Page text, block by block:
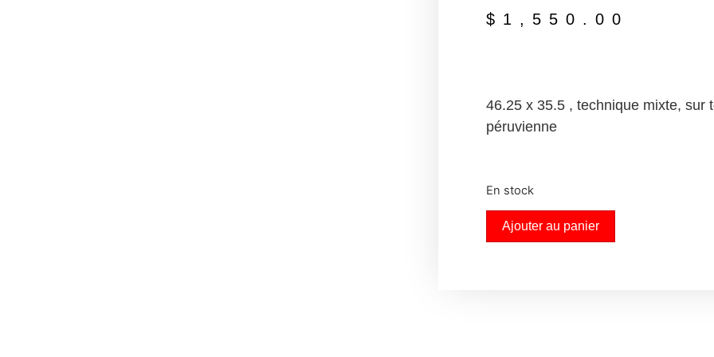
$ 1,550.00
46.25 x 35.5 , technique mixte, sur
péruvienne
En stock
Ajouter au panier